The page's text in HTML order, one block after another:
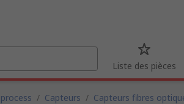
Liste des pièces
/ Capteurs / Capteurs fibres